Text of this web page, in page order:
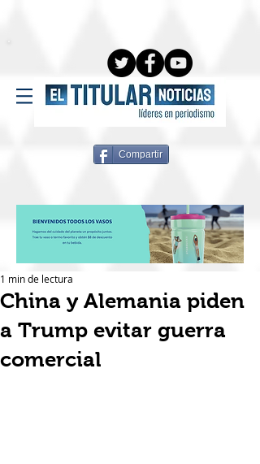
Compartir
China y Alemania piden
a Trump evitar guerra
comercial
1 min de lectura